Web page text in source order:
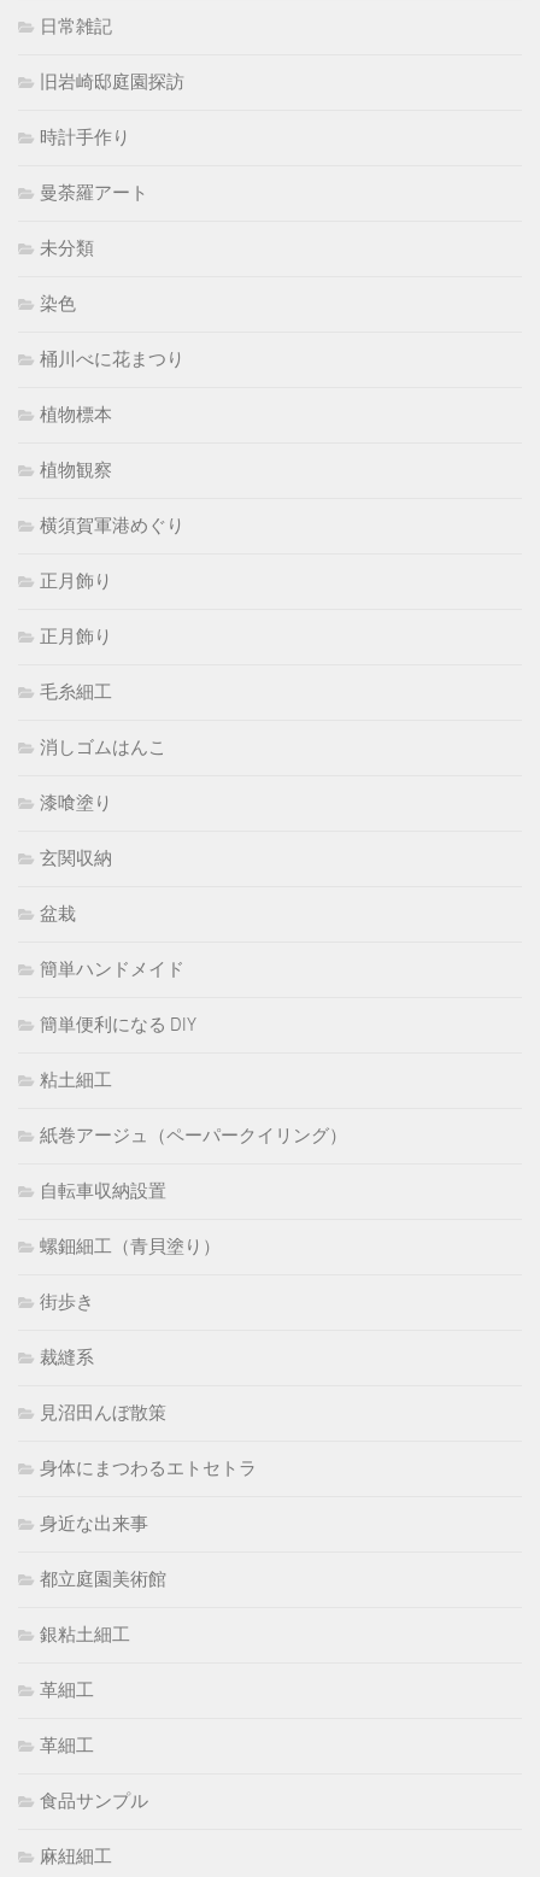
日常雑記
旧岩崎邸庭園探訪
時計手作り
曼荼羅アート
未分類
染色
桶川べに花まつり
植物標本
植物観察
横須賀軍港めぐり
正月飾り
正月飾り
毛糸細工
消しゴムはんこ
漆喰塗り
玄関収納
盆栽
簡単ハンドメイド
簡単便利になる DIY
粘土細工
紙巻アージュ（ペーパークイリング）
自転車収納設置
螺鈿細工（青貝塗り）
街歩き
裁縫系
見沼田んぼ散策
身体にまつわるエトセトラ
身近な出来事
都立庭園美術館
銀粘土細工
革細工
革細工
食品サンプル
麻紐細工